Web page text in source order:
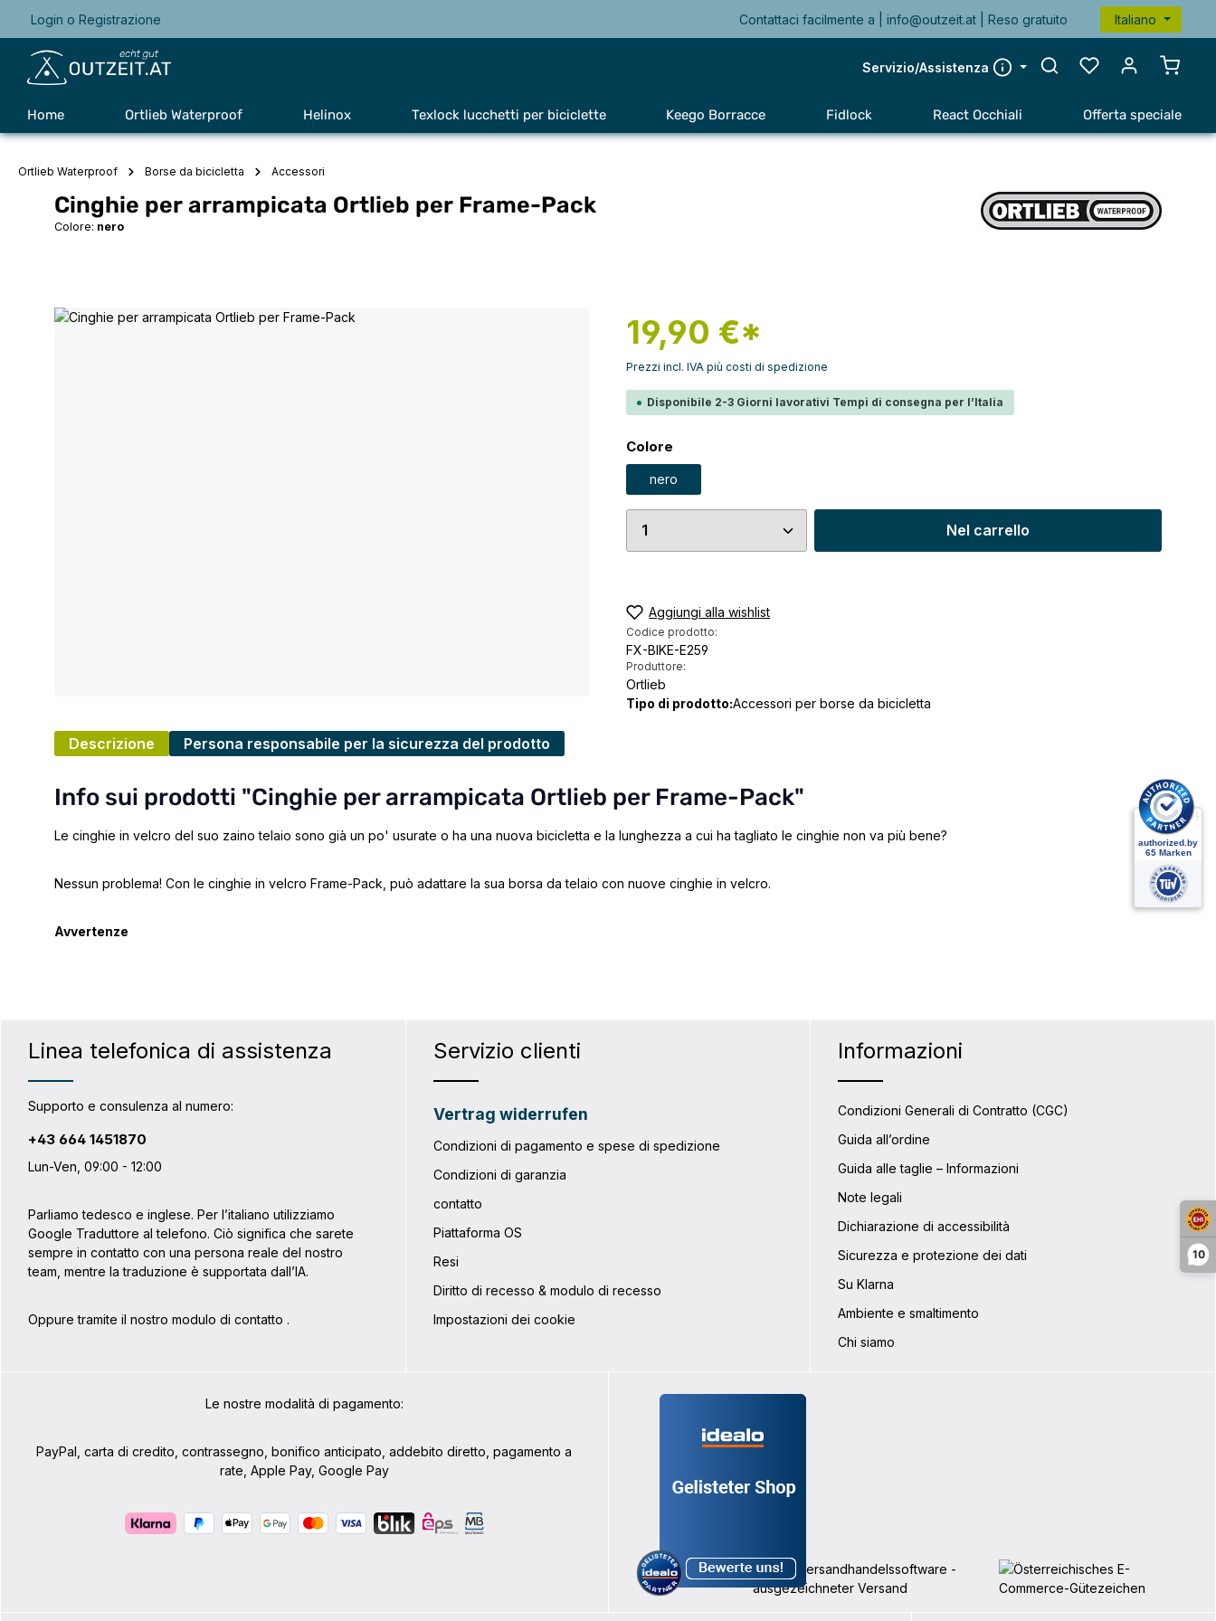
10
Passa alla navigazione principale
Login o Registrazione Contattaci facilmente a |info@outzeit.at | Reso gratuito Italiano
Servizio/Assistenza
Il
Home Ortlieb Waterproof Helinox Texlock lucchetti per biciclette Keego Borracce Fidlock React Occhiali Offerta speciale
Ortlieb Waterproof Borse da bicicletta Accessori
Cinghie per arrampicata Ortlieb per Frame-Pack
Colore: nero
Salta la galleria di immagini 19,90 €*
Prezzi incl. IVA più costi di spedizione
Disponibile 2-3 Giorni lavorativi Tempi di consegna per l’Italia
Seleziona
Colore
nero
Quantità del prodotto: inserisci la quantità desiderata
Nel carrello
Aggiungi alla wishlist
Codice prodotto:
FX-BIKE-E259
Produttore:
Ortlieb
Tipo di prodotto:Accessori per borse da bicicletta
Descrizione Persona responsabile per la sicurezza del prodotto
Info sui prodotti "Cinghie per arrampicata Ortlieb per Frame-Pack"
Le cinghie in velcro del suo zaino telaio sono già un po' usurate o ha una nuova bicicletta e la lunghezza a cui ha tagliato le cinghie non va più bene?
Nessun problema! Con le cinghie in velcro Frame-Pack, può adattare la sua borsa da telaio con nuove cinghie in velcro.
Avvertenze
Linea telefonica di assistenza
Supporto e consulenza al numero:
+43 664 1451870
Lun-Ven, 09:00 - 12:00
Parliamo tedesco e inglese. Per l’italiano utilizziamo
Google Traduttore al telefono. Ciò significa che sarete
sempre in contatto con una persona reale del nostro
team, mentre la traduzione è supportata dall’IA.
Oppure tramite il nostro modulo di contatto .
Servizio clienti
Vertrag widerrufen
Condizioni di pagamento e spese di spedizione
Condizioni di garanzia
contatto
Piattaforma OS
Resi
Diritto di recesso & modulo di recesso
Impostazioni dei cookie
Informazioni
Condizioni Generali di Contratto (CGC)
Guida all’ordine
Guida alle taglie – Informazioni
Note legali
Dichiarazione di accessibilità
Sicurezza e protezione dei dati
Su Klarna
Ambiente e smaltimento
Chi siamo
Le nostre modalità di pagamento:
PayPal, carta di credito, contrassegno, bonifico anticipato, addebito diretto, pagamento a
rate, Apple Pay, Google Pay